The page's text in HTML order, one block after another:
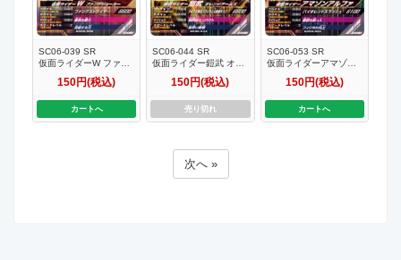
SC06-039 SR
仮面ライダーW ファン
150円(税込)
カートへ
SC06-044 SR
仮面ライダー鎧武 オレ
150円(税込)
売り切れ
SC06-053 SR
仮面ライダーアマゾン
150円(税込)
カートへ
次へ »